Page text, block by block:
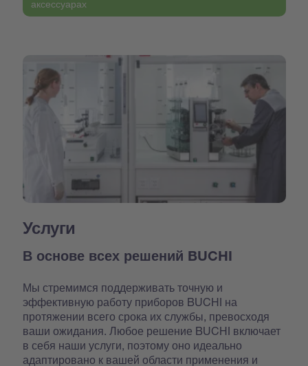
аксессуарах
Услуги
В основе всех решений BUCHI
Мы стремимся поддерживать точную и
эффективную работу приборов BUCHI на
протяжении всего срока их службы, превосходя
ваши ожидания. Любое решение BUCHI включает
в себя наши услуги, поэтому оно идеально
адаптировано к вашей области применения и